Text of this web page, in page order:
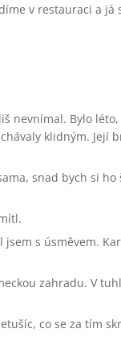
v restauraci a já
nevnímal. Bylo
klidným. Její
snad bych si
s úsměvem.
zahradu. V
co se za tím